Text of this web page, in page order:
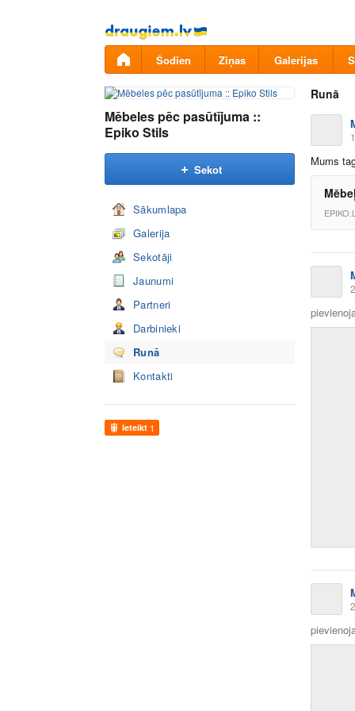
Pāriet
uz
saturu
Šodien Ziņas Galerijas
Mēbeles pēc pasūtījuma ::
Epiko Stils
Sekot
Sākumlapa
Galerija
Sekotāji
Jaunumi
Partneri
Darbinieki
Runā
Kontakti
Ieteikt 1
Runā
Mums